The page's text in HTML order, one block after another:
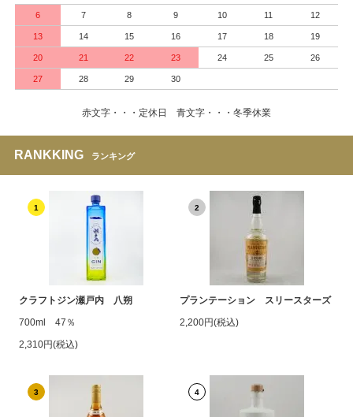
6 7 8 9 10 11 12
13 14 15 16 17 18 19
20 21 22 23 24 25 26
27 28 29 30
赤文字・・・定休日 青文字・・・冬季休業
RANKKING ランキング
1
クラフトジン瀬戸内 八朔
700ml 47％
2,310円(税込)
2
プランテーション スリースターズ
2,200円(税込)
3 4